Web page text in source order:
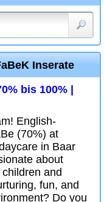
Inserate
bis 100% |
English-
(70%) at
in Baar
about
and
fun, and
Do you